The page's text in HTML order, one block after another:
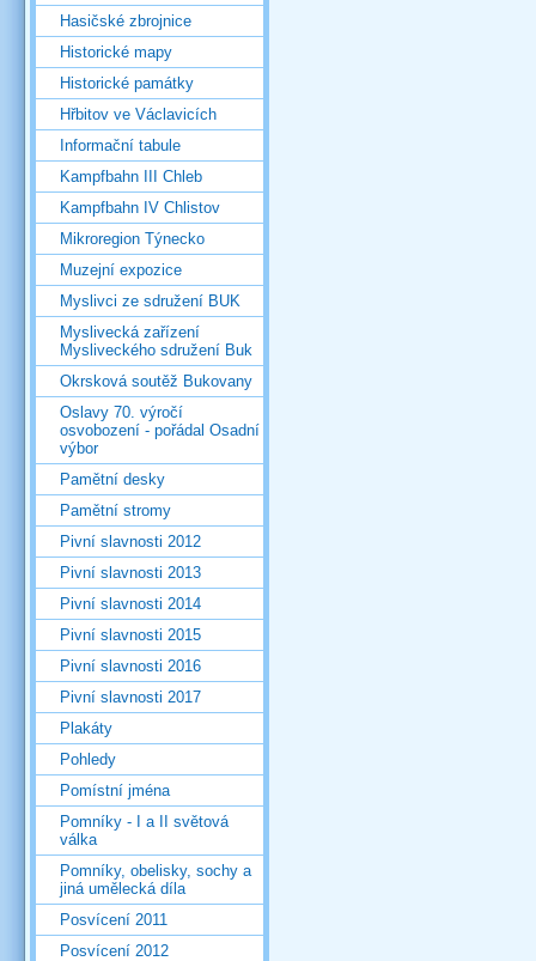
Hasičské zbrojnice
Historické mapy
Historické památky
Hřbitov ve Václavicích
Informační tabule
Kampfbahn III Chleb
Kampfbahn IV Chlistov
Mikroregion Týnecko
Muzejní expozice
Myslivci ze sdružení BUK
Myslivecká zařízení
Mysliveckého sdružení Buk
Okrsková soutěž Bukovany
Oslavy 70. výročí
osvobození - pořádal Osadní
výbor
Pamětní desky
Pamětní stromy
Pivní slavnosti 2012
Pivní slavnosti 2013
Pivní slavnosti 2014
Pivní slavnosti 2015
Pivní slavnosti 2016
Pivní slavnosti 2017
Plakáty
Pohledy
Pomístní jména
Pomníky - I a II světová
válka
Pomníky, obelisky, sochy a
jiná umělecká díla
Posvícení 2011
Posvícení 2012